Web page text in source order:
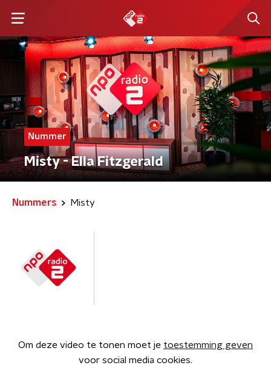
Nummer
Misty - Ella Fitzgerald
Nummers Misty
Om deze video te tonen moet je toestemming geven
voor social media cookies.